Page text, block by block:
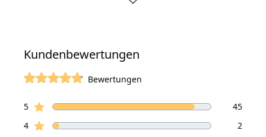
Kundenbewertungen
Bewertungen
Bewertungen
5Sterne Bewertungen
45
4Sterne Bewertungen
2